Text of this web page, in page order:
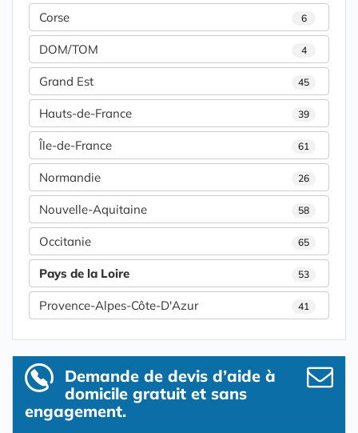
Corse 6
DOM/TOM 4
Grand Est 45
Hauts-de-France 39
Île-de-France 61
Normandie 26
Nouvelle-Aquitaine 58
Occitanie 65
Pays de la Loire 53
Provence-Alpes-Côte-D'Azur 41
Demande de devis d’aide à
domicile gratuit et sans
engagement.